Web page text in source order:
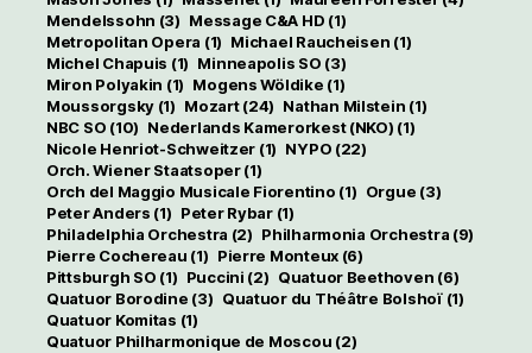
Mendelssohn (3) Message C&A HD (1)
Metropolitan Opera (1) Michael Raucheisen (1)
Michel Chapuis (1) Minneapolis SO (3)
Miron Polyakin (1) Mogens Wöldike (1)
Moussorgsky(1) Mozart(24) Nathan Milstein (1)
NBC SO (10) Nederlands Kamerorkest (NKO) (1)
Nicole Henriot-Schweitzer (1) NYPO (22)
Orch. Wiener Staatsoper(1)
Orch del Maggio Musicale Fiorentino (1) Orgue (3)
Peter Anders (1) Peter Rybar(1)
Philadelphia Orchestra (2) Philharmonia Orchestra (9)
Pierre Cochereau (1) Pierre Monteux (6)
Pittsburgh SO (1) Puccini (2) Quatuor Beethoven (6)
Quatuor Borodine (3) Quatuor du Théâtre Bolshoï(1)
Quatuor Komitas (1)
Quatuor Philharmonique de Moscou (2)